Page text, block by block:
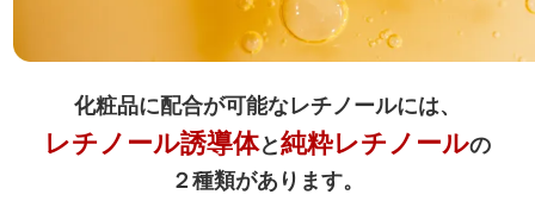
化粧品に配合が可能なレチノールには、
レチノール誘導体と純粋レチノールの
２種類があります。